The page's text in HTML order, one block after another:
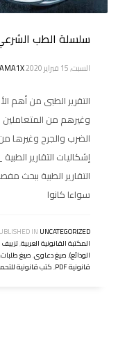
سلسلة الطب الشرعي
السبت, 15 فبراير 2020
التقرير الطبى من أهم
وغيرهم من
الضرب والجرح وغيرها
إشكاليات التقارير
التقارير الطبية ببحث
سواءا كانوا
IN UNCATEGORIZED
المكتبة القانونية العربية,تزييف
الودائع),صيغ دعاوى,صيغ طلبات,
قانونية PDF
,كتب قانونية